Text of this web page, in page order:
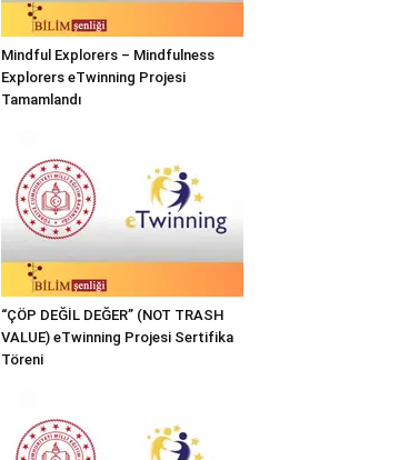
Mindful Explorers – Mindfulness
Explorers eTwinning Projesi
Tamamlandı
“ÇÖP DEĞİL DEĞER” (NOT TRASH
VALUE) eTwinning Projesi Sertifika
Töreni